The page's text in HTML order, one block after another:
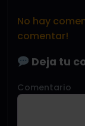
No hay
comentar!
Deja tu
Comentario